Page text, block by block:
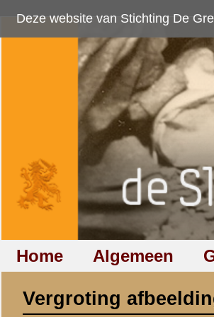
Deze website van Stichting De Greb gebruikt cookies
Home Grebbeberg
Vergroting afbeelding